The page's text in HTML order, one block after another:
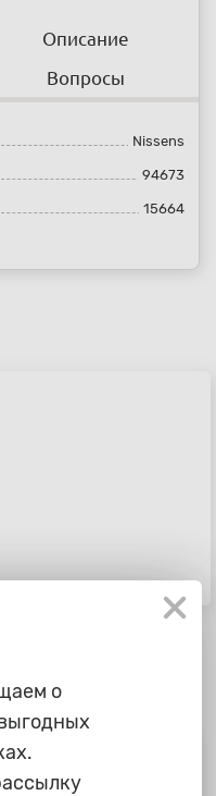
Описание
Вопросы
Nissens
94673
15664
о